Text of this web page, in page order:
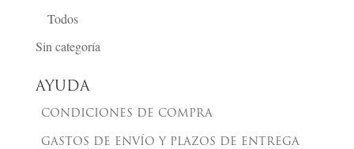
Todos
Sin categoría
AYUDA
CONDICIONES DE COMPRA
GASTOS DE ENVÍO Y PLAZOS DE ENTREGA